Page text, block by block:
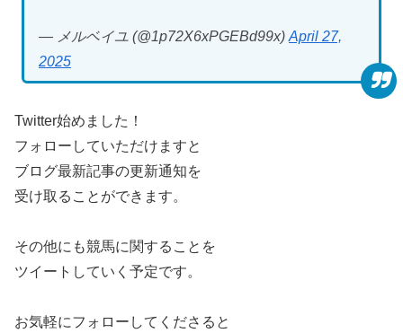
— メルベイユ (@1p72X6xPGEBd99x) April 27,
2025
Twitter始めました！
フォローしていただけますと
ブログ最新記事の更新通知を
受け取ることができます。
その他にも競馬に関することを
ツイートしていく予定です。
お気軽にフォローしてくださると